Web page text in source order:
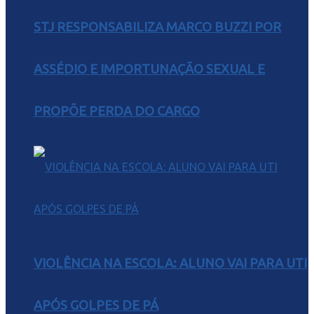
STJ RESPONSABILIZA MARCO BUZZI POR
ASSÉDIO E IMPORTUNAÇÃO SEXUAL E
PROPÕE PERDA DO CARGO
VIOLÊNCIA NA ESCOLA: ALUNO VAI PARA UTI
APÓS GOLPES DE PÁ